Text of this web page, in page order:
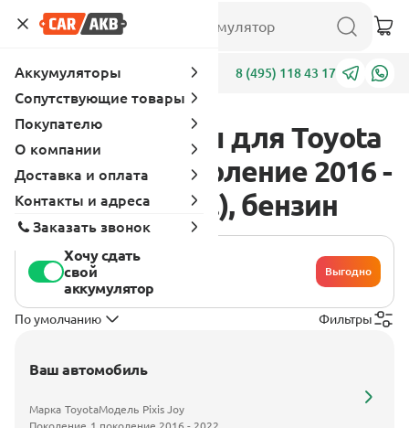
Адреса 8 (495) 118 43 17
Аккумуляторы для Toyota
Pixis Joy 1 поколение 2016 -
2022 0.7 (52 л.с.), бензин
Хочу сдать
свой
аккумулятор
Выгодно
По умолчанию Фильтры
Ваш автомобиль
Марка ToyotaМодель Pixis Joy
Аккумуляторы
Сопутствующие товары
Покупателю
О компании
Доставка и оплата
Контакты и адреса
Заказать звонок